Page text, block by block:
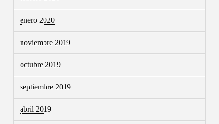
enero 2020
noviembre 2019
octubre 2019
septiembre 2019
abril 2019